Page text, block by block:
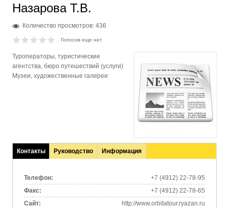
Назарова Т.В.
Количество просмотров: 436
Голосов еще нет
Туроператоры, туристические
агентства, бюро путешествий (услуги)
Музеи, художественные галереи
Контакты
(активная
Руководство Информация
Телефон:
+7 (4912) 22-78-95
Факс:
+7 (4912) 22-78-65
Сайт:
http://www.orbitatour.ryazan.ru